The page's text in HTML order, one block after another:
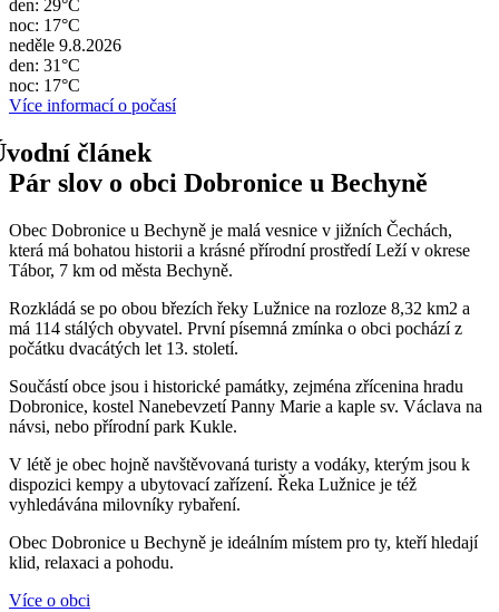
den: 29°C
noc: 17°C
neděle 9.8.2026
den: 31°C
noc: 17°C
Více informací o počasí
Pár slov o obci Dobronice u Bechyně
Obec Dobronice u Bechyně je malá vesnice v jižních Čechách,
která má bohatou historii a krásné přírodní prostředí Leží v okrese
Tábor, 7 km od města Bechyně.
Rozkládá se po obou březích řeky Lužnice na rozloze 8,32 km2 a
má 114 stálých obyvatel. První písemná zmínka o obci pochází z
počátku dvacátých let 13. století.
Součástí obce jsou i historické památky, zejména zřícenina hradu
Dobronice, kostel Nanebevzetí Panny Marie a kaple sv. Václava na
návsi, nebo přírodní park Kukle.
V létě je obec hojně navštěvovaná turisty a vodáky, kterým jsou k
dispozici kempy a ubytovací zařízení. Řeka Lužnice je též
vyhledávána milovníky rybaření.
Obec Dobronice u Bechyně je ideálním místem pro ty, kteří hledají
klid, relaxaci a pohodu.
Více o obci